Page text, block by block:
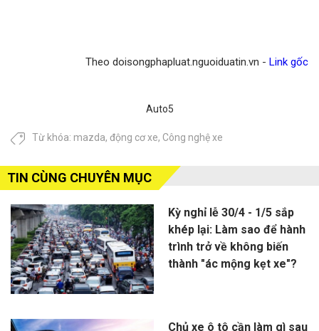
Theo doisongphapluat.nguoiduatin.vn - Link gốc
Auto5
Từ khóa: mazda, động cơ xe, Công nghệ xe
TIN CÙNG CHUYÊN MỤC
Kỳ nghỉ lễ 30/4 - 1/5 sắp
khép lại: Làm sao để hành
trình trở về không biến
thành "ác mộng kẹt xe"?
Chủ xe ô tô cần làm gì sau